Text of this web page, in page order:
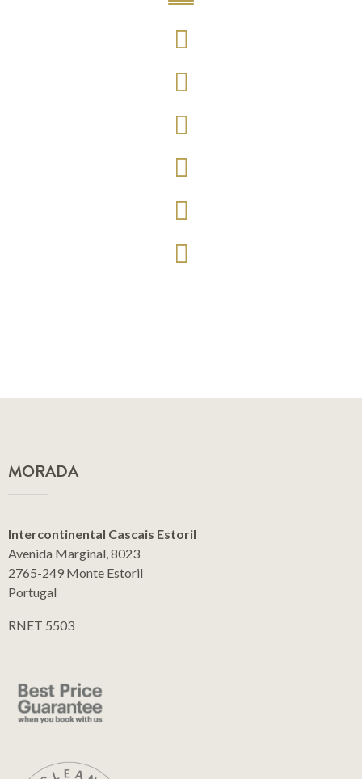
MORADA
Intercontinental Cascais Estoril
Avenida Marginal, 8023
2765-249 Monte Estoril
Portugal
RNET 5503